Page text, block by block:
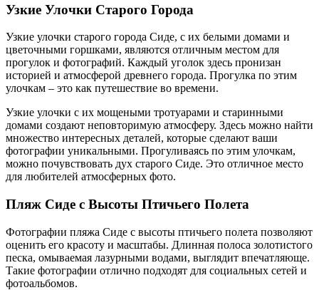
Узкие Улочки Старого Города
Узкие улочки старого города Сиде, с их белыми домами и
цветочными горшками, являются отличным местом для
прогулок и фотографий. Каждый уголок здесь пронизан
историей и атмосферой древнего города. Прогулка по этим
улочкам – это как путешествие во времени.
Узкие улочки с их мощеными тротуарами и старинными
домами создают неповторимую атмосферу. Здесь можно найти
множество интересных деталей, которые сделают ваши
фотографии уникальными. Прогуливаясь по этим улочкам,
можно почувствовать дух старого Сиде. Это отличное место
для любителей атмосферных фото.
Пляж Сиде с Высоты Птичьего Полета
Фотографии пляжа Сиде с высоты птичьего полета позволяют
оценить его красоту и масштабы. Длинная полоса золотистого
песка, омываемая лазурными водами, выглядит впечатляюще.
Такие фотографии отлично подходят для социальных сетей и
фотоальбомов.